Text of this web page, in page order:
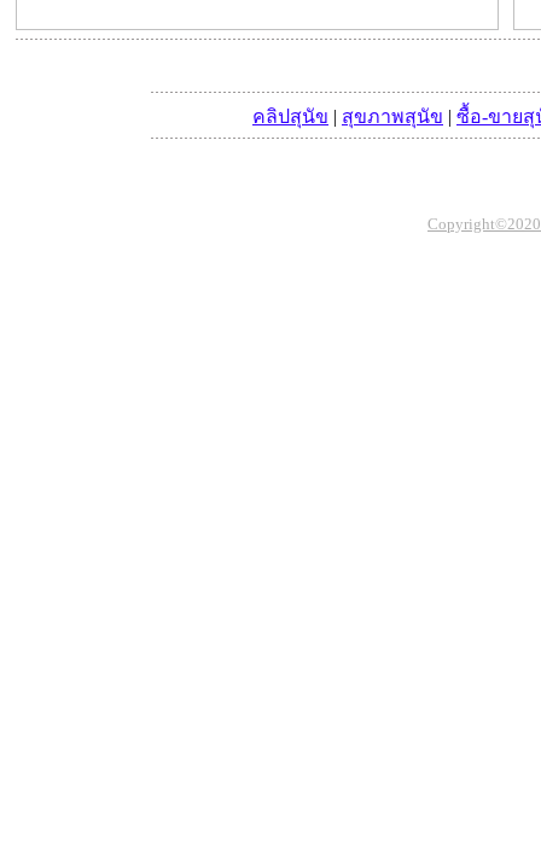
คลิปสุนัข | สุขภาพสุนัข | ซื้อ-ขายสุ
Copyright©2020